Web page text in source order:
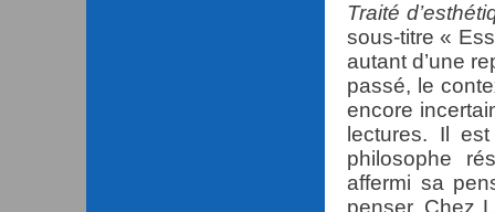
Traité
sous-titre «
autant d’une
passé, le
encore
lectures. Il
philosophe
affermi sa
penser. Chez